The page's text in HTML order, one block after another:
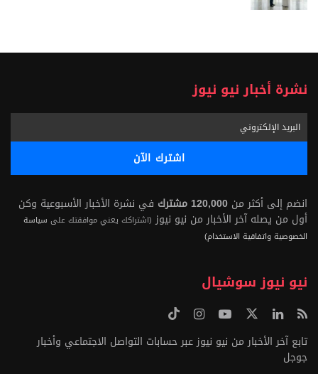
نشرة أخبار نيو نيوز
انضم إلى أكثر من 120,000 مشترك
في نشرة الأخبار الأسبوعية وكن
أول من يصله آخر الأخبار من نيو نيوز (اشتراكك يعني موافقتك على سياسة
الخصوصية واتفاقية الاستخدام)
نيو نيوز سوشيال
تابع آخر الأخبار من نيو نيوز عبر حسابات التواصل الاجتماعي وأخبار
جوجل